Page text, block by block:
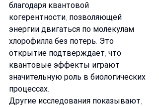
благодаря квантовой
когерентности, позволяющей
энергии двигаться по молекулам
хлорофилла без потерь. Это
открытие подтверждает, что
квантовые эффекты играют
значительную роль в биологических
процессах.
Другие исследования показывают,